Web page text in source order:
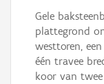
Gele
plattegrond
westtoren,
één travee
koor van